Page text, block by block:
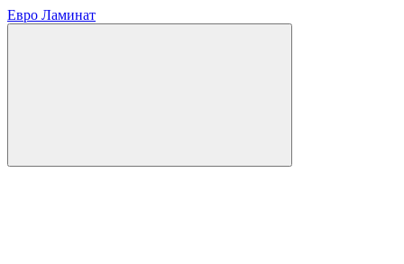
Евро Ламинат